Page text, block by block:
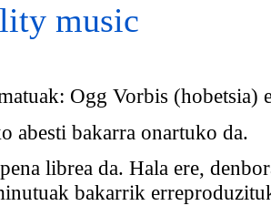
music
Ogg Vorbis (hobetsia)
abesti bakarra onartuko da.
librea da. Hala ere,
bakarrik